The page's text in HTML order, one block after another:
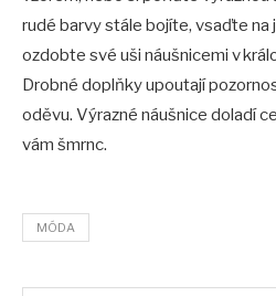
rudé barvy stále bojíte, vsaďte na
ozdobte své uši náušnicemi v
Drobné doplňky upoutají
oděvu. Výrazné náušnice doladí
vám šmrnc.
MÓDA